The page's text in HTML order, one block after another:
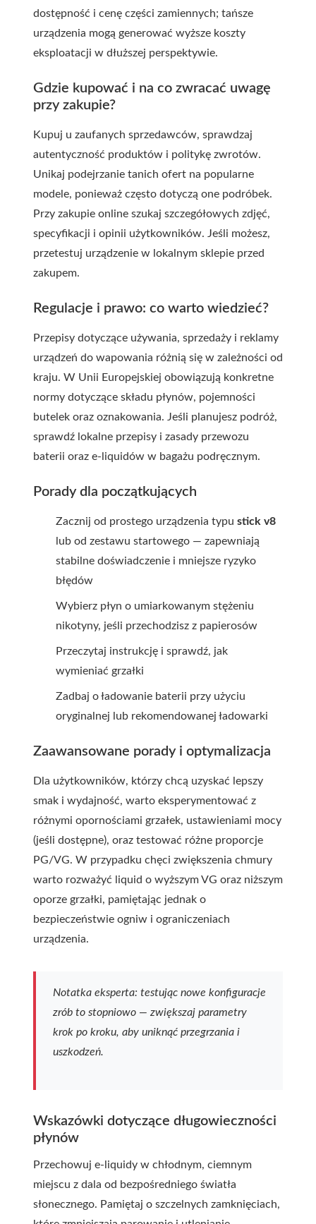
dostępność i cenę części zamiennych; tańsze
urządzenia mogą generować wyższe koszty
eksploatacji w dłuższej perspektywie.
Gdzie kupować i na co zwracać uwagę
przy zakupie?
Kupuj u zaufanych sprzedawców, sprawdzaj
autentyczność produktów i politykę zwrotów.
Unikaj podejrzanie tanich ofert na popularne
modele, ponieważ często dotyczą one podróbek.
Przy zakupie online szukaj szczegółowych zdjęć,
specyfikacji i opinii użytkowników. Jeśli możesz,
przetestuj urządzenie w lokalnym sklepie przed
zakupem.
Regulacje i prawo: co warto wiedzieć?
Przepisy dotyczące używania, sprzedaży i reklamy
urządzeń do wapowania różnią się w zależności od
kraju. W Unii Europejskiej obowiązują konkretne
normy dotyczące składu płynów, pojemności
butelek oraz oznakowania. Jeśli planujesz podróż,
sprawdź lokalne przepisy i zasady przewozu
baterii oraz e-liquidów w bagażu podręcznym.
Porady dla początkujących
Zacznij od prostego urządzenia typu stick v8
lub od zestawu startowego — zapewniają
stabilne doświadczenie i mniejsze ryzyko
błędów
Wybierz płyn o umiarkowanym stężeniu
nikotyny, jeśli przechodzisz z papierosów
Przeczytaj instrukcję i sprawdź, jak
wymieniać grzałki
Zadbaj o ładowanie baterii przy użyciu
oryginalnej lub rekomendowanej ładowarki
Zaawansowane porady i optymalizacja
Dla użytkowników, którzy chcą uzyskać lepszy
smak i wydajność, warto eksperymentować z
różnymi opornościami grzałek, ustawieniami mocy
(jeśli dostępne), oraz testować różne proporcje
PG/VG. W przypadku chęci zwiększenia chmury
warto rozważyć liquid o wyższym VG oraz niższym
oporze grzałki, pamiętając jednak o
bezpieczeństwie ogniw i ograniczeniach
urządzenia.
Notatka eksperta: testując nowe konfiguracje
zrób to stopniowo — zwiększaj parametry
krok po kroku, aby uniknąć przegrzania i
uszkodzeń.
Wskazówki dotyczące długowieczności
płynów
Przechowuj e-liquidy w chłodnym, ciemnym
miejscu z dala od bezpośredniego światła
słonecznego. Pamiętaj o szczelnych zamknięciach,